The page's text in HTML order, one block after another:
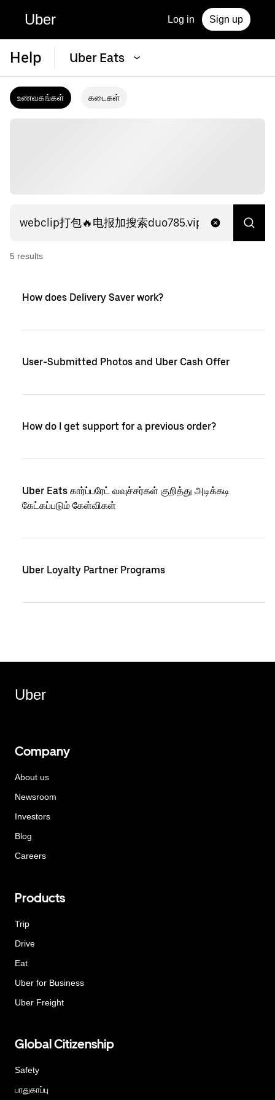
Uber Log in Sign up
Help Uber Eats
உணவகங்கள் கடைகள்
5 results
How does Delivery Saver work?
User-Submitted Photos and Uber Cash Offer
How do I get support for a previous order?
Uber Eats கார்ப்பரேட் வவுச்சர்கள் குறித்து அடிக்கடி
கேட்கப்படும் கேள்விகள்
Uber Loyalty Partner Programs
Uber
Company
About us
Newsroom
Investors
Blog
Careers
Products
Trip
Drive
Eat
Uber for Business
Uber Freight
Global Citizenship
Safety
பாதுகாப்பு